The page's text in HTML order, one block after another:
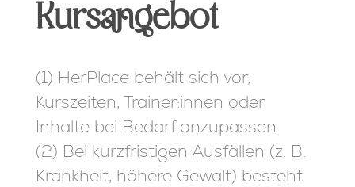
Kursangebot
(1) HerPlace behält sich vor,
Kurszeiten, Trainer:innen oder
Inhalte bei Bedarf anzupassen.
(2) Bei kurzfristigen Ausfällen (z. B.
Krankheit, höhere Gewalt) besteht